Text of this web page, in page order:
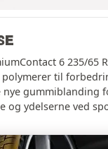
6 235/65
polymerer til
nye gummiblanding
og ydelserne ved